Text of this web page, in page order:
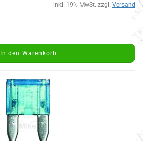
inkl. 19% MwSt. zzgl. Versand
In den Warenkorb